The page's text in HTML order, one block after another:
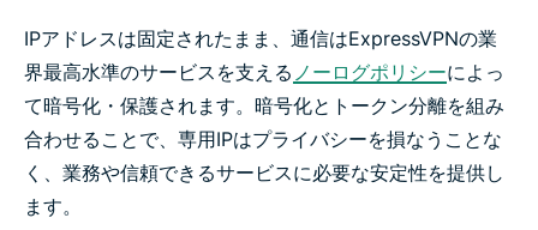
IPアドレスは固定されたまま、通信はExpressVPNの業
界最高水準のサービスを支える ノーログポリシーによっ
て暗号化・保護されます。暗号化とトークン分離を組み
合わせることで、専用IPはプライバシーを損なうことな
く、業務や信頼できるサービスに必要な安定性を提供し
ます。